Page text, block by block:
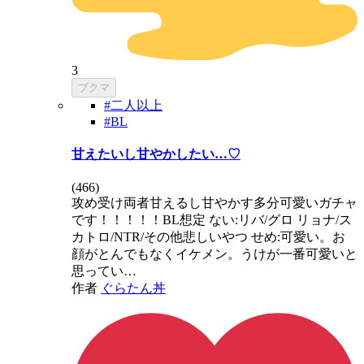
3
ブクマ
#二人以上
#BL
甘えたいし甘やかしたい…♡
(466)
攻め受け両者甘えるし甘やかす多分可愛いガチャ
です！！！！！BL想定 ない:リバ/グロ リョナ/ス
カトロ/NTR/その他悲しいやつ せめ:可愛い。お
顔がとんでもなくイケメン。うけが一番可愛いと
思ってい…
作者 ぐらたん丼